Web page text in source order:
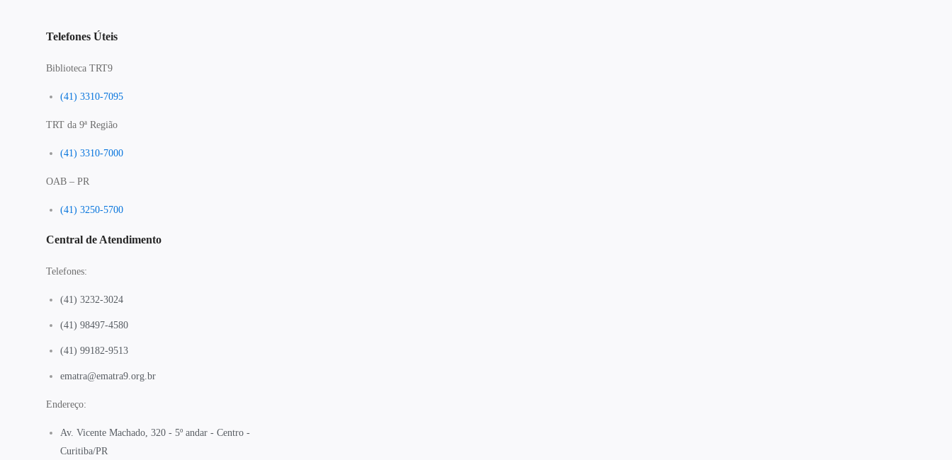
Telefones Úteis
Biblioteca TRT9
(41) 3310-7095
TRT da 9ª Região
(41) 3310-7000
OAB – PR
(41) 3250-5700
Central de Atendimento
Telefones:
(41) 3232-3024
(41) 98497-4580
(41) 99182-9513
ematra@ematra9.org.br
Endereço:
Av. Vicente Machado, 320 - 5º andar - Centro -
Curitiba/PR